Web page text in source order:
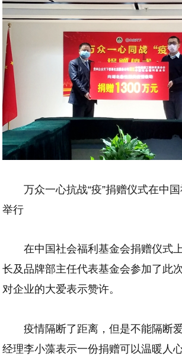
万众一心抗战“疫”捐赠仪式在中
举行
在中国社会福利基金会捐赠仪式
长及品牌部主任代表基金会参加了此
对企业的大爱表示赞许。
疫情隔断了距离，但是不能隔断
经理李小藻表示一份捐赠可以温暖人